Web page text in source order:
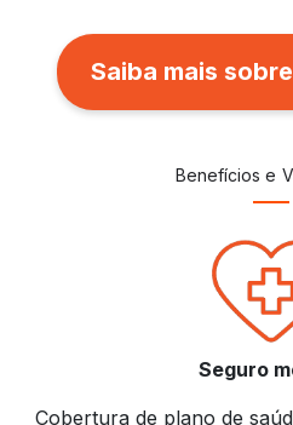
Saiba mais
Benefícios e
Seguro
Cobertura de plano de